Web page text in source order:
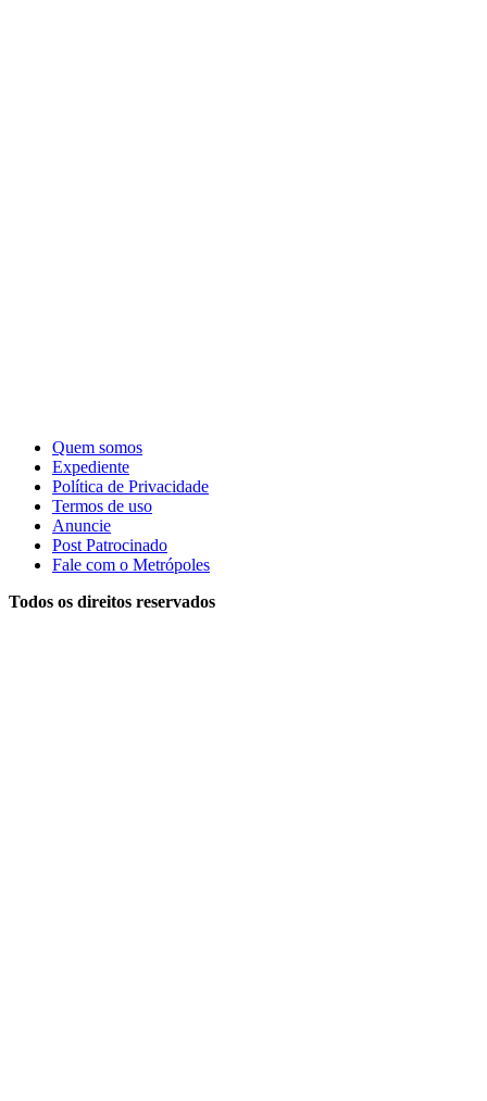
Quem somos
Expediente
Política de Privacidade
Termos de uso
Anuncie
Post Patrocinado
Fale com o Metrópoles
Todos os direitos reservados